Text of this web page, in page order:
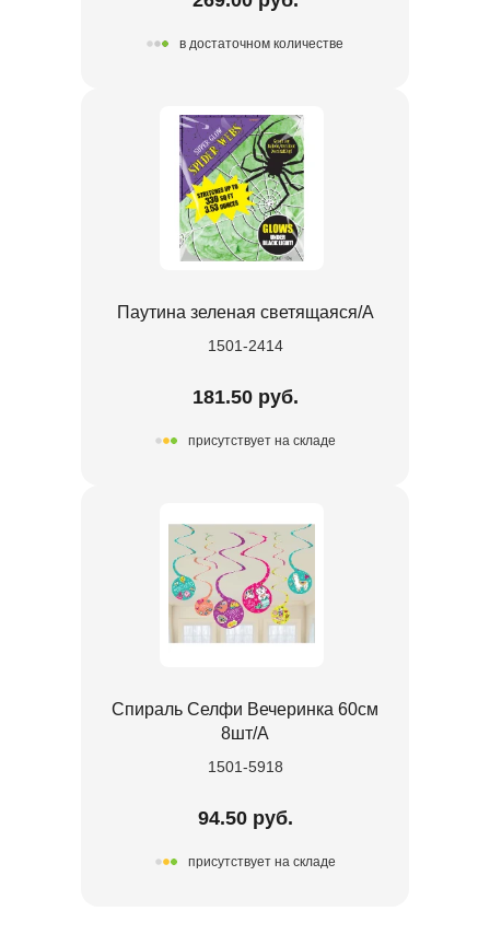
в достаточном количестве
Паутина зеленая светящаяся/A
1501-2414
181.50 руб.
присутствует на складе
Спираль Селфи Вечеринка 60см
8шт/А
1501-5918
94.50 руб.
присутствует на складе